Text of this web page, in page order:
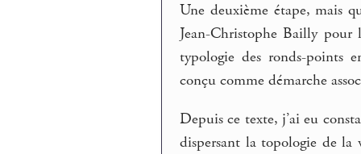
Une deuxième étape, mais
Jean-Christophe Bailly pour
typologie des ronds-
conçu comme démarche
Depuis ce texte, j’ai eu
dispersant la topologie de la